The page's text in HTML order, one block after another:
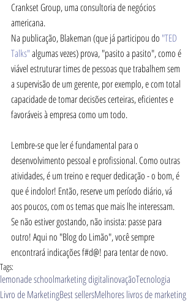
Crankset Group, uma consultoria de negócios
americana.
Na publicação, Blakeman (que já participou do "TED
Talks" algumas vezes) prova, "pasito a pasito", como é
viável estruturar times de pessoas que trabalhem sem
a supervisão de um gerente, por exemplo, e com total
capacidade de tomar decisões certeiras, eficientes e
favoráveis à empresa como um todo.
Lembre-se que ler é fundamental para o
desenvolvimento pessoal e profissional. Como outras
atividades, é um treino e requer dedicação - o bom, é
que é indolor! Então, reserve um período diário, vá
aos poucos, com os temas que mais lhe interessam.
Se não estiver gostando, não insista: passe para
outro! Aqui no "Blog do Limão", você sempre
encontrará indicações f#d@! para tentar de novo.
Tags:
lemonade schoolmarketing digitalinovaçãoTecnologia
Livro de MarketingBest sellersMelhores livros de marketing